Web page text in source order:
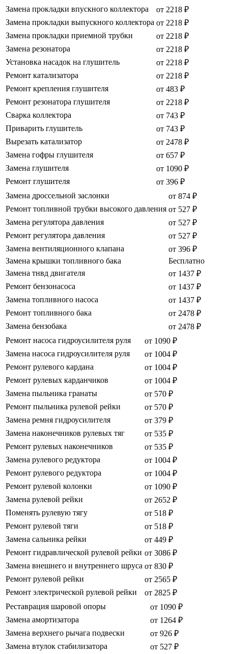
Замена прокладки впускного коллектора
от 2218 ₽
Замена прокладки выпускного коллектора от 2218 ₽
Замена прокладки приемной трубки
от 2218 ₽
Замена резонатора
от 2218 ₽
Установка насадок на глушитель
от 2218 ₽
Ремонт катализатора
от 2218 ₽
Ремонт крепления глушителя
от 483 ₽
Ремонт резонатора глушителя
от 2218 ₽
Сварка коллектора
от 743 ₽
Приварить глушитель
от 743 ₽
Вырезать катализатор
от 2478 ₽
Замена гофры глушителя
от 657 ₽
Замена глушителя
от 1090 ₽
Ремонт глушителя
от 396 ₽
Замена дроссельной заслонки
от 874 ₽
Ремонт топливной трубки высокого давления от 527 ₽
Замена регулятора давления
от 527 ₽
Ремонт регулятора давления
от 527 ₽
Замена вентиляционного клапана
от 396 ₽
Замена крышки топливного бака
Бесплатно
Замена тнвд двигателя
от 1437 ₽
Ремонт бензонасоса
от 1437 ₽
Замена топливного насоса
от 1437 ₽
Ремонт топливного бака
от 2478 ₽
Замена бензобака
от 2478 ₽
Ремонт насоса гидроусилителя руля
от 1090 ₽
Замена насоса гидроусилителя руля
от 1004 ₽
Ремонт рулевого кардана
от 1004 ₽
Ремонт рулевых карданчиков
от 1004 ₽
Замена пыльника гранаты
от 570 ₽
Ремонт пыльника рулевой рейки
от 570 ₽
Замена ремня гидроусилителя
от 379 ₽
Замена наконечников рулевых тяг
от 535 ₽
Ремонт рулевых наконечников
от 535 ₽
Замена рулевого редуктора
от 1004 ₽
Ремонт рулевого редуктора
от 1004 ₽
Ремонт рулевой колонки
от 1090 ₽
Замена рулевой рейки
от 2652 ₽
Поменять рулевую тягу
от 518 ₽
Ремонт рулевой тяги
от 518 ₽
Замена сальника рейки
от 449 ₽
Ремонт гидравлической рулевой рейки от 3086 ₽
Замена внешнего и внутреннего шруса от 830 ₽
Ремонт рулевой рейки
от 2565 ₽
Ремонт электрической рулевой рейки
от 2825 ₽
Реставрация шаровой опоры
от 1090 ₽
Замена амортизатора
от 1264 ₽
Замена верхнего рычага подвески
от 926 ₽
Замена втулок стабилизатора
от 527 ₽